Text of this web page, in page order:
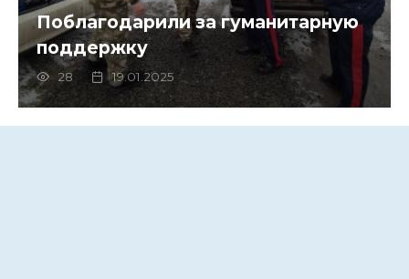
Поблагодарили за гуманитарную
поддержку
28 19.01.2025